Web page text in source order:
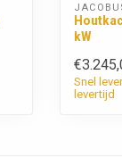
kW
Snel
levertijd